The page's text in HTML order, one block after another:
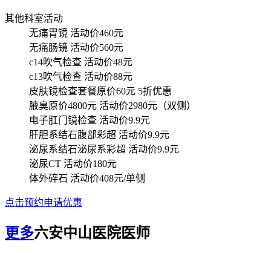
其他科室活动
无痛胃镜 活动价460元
无痛肠镜 活动价560元
c14吹气检查 活动价48元
c13吹气检查 活动价88元
皮肤镜检查套餐原价60元 5折优惠
腋臭原价4800元 活动价2980元（双侧）
电子肛门镜检查 活动价9.9元
肝胆系结石腹部彩超 活动价9.9元
泌尿系结石泌尿系彩超 活动价9.9元
泌尿CT 活动价180元
体外碎石 活动价408元/单侧
点击预约申请优惠
更多六安中山医院医师